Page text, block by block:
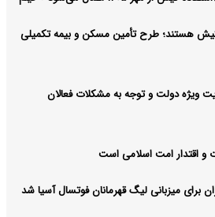
کیش هستند؛ طرح تأمین مسکن و بیمه تکمیلی
ویژه دولت و توجه به مشکلات فعالان
و اقتدار امت اسلامی است
برای میزبانی لیگ قهرمانان فوتسال آسیا شد